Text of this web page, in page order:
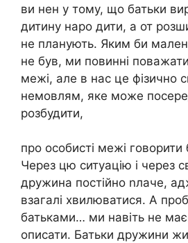
ви нен у тому, що батьки
дитину наро дити, а от
не планують. Яким би
не був, ми повинні
межі, але в нас це фізично
немовлям, яке може
розбудити,
про особисті межі
Через цю ситуацію і через
дружина постійно nлаче,
взагалі хвилюватися. А
батьками… ми навіть не
описати. Батьки дружини